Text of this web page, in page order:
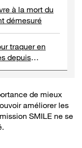
à la mort du
démesuré
traquer en
depuis
de mieux
améliorer les
SMILE ne se